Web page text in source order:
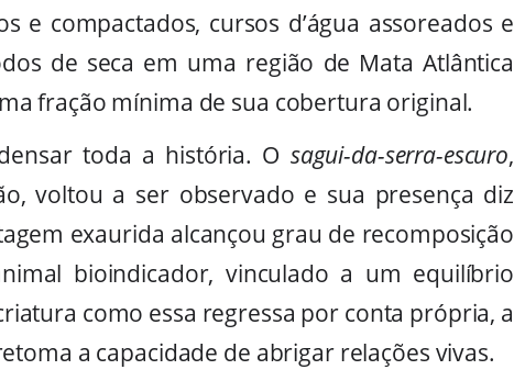
e compactados, cursos d’água assoreados e
de seca em uma região de Mata Atlântica
fração mínima de sua cobertura original.
toda a história. O sagui-da-serra-escuro,
voltou a ser observado e sua presença diz
exaurida alcançou grau de recomposição
bioindicador, vinculado a um equilíbrio
como essa regressa por conta própria, a
a capacidade de abrigar relações vivas.